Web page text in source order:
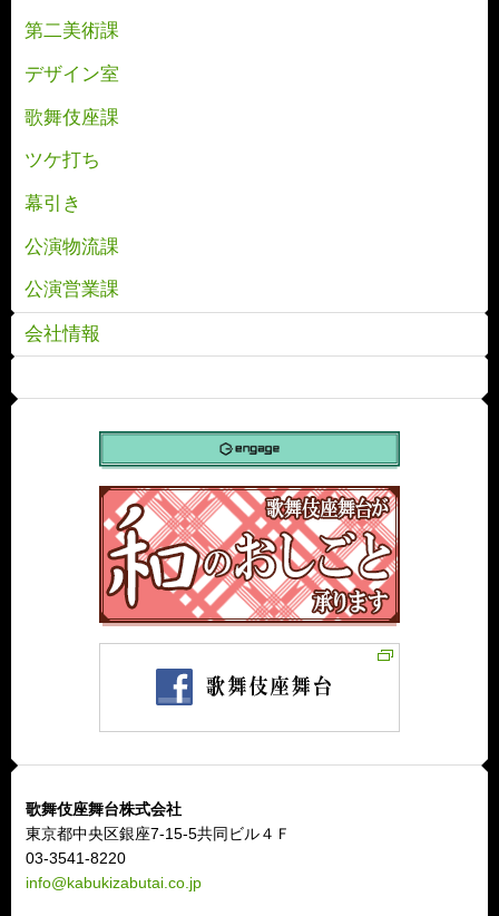
第二美術課
デザイン室
歌舞伎座課
ツケ打ち
幕引き
公演物流課
公演営業課
会社情報
歌舞伎座舞台株式会社
東京都中央区銀座7-15-5共同ビル４Ｆ
03-3541-8220
info@kabukizabutai.co.jp